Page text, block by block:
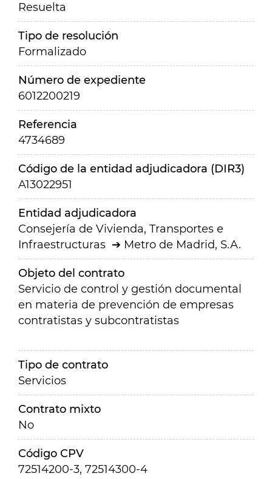
Resuelta
Tipo de resolución
Formalizado
Número de expediente
6012200219
Referencia
4734689
Código de la entidad adjudicadora (DIR3)
A13022951
Entidad adjudicadora
Consejería de Vivienda, Transportes e
Infraestructuras
Metro de Madrid, S.A.
Objeto del contrato
Servicio de control y gestión documental
en materia de prevención de empresas
contratistas y subcontratistas
Tipo de contrato
Servicios
Contrato mixto
No
Código CPV
72514200-3, 72514300-4